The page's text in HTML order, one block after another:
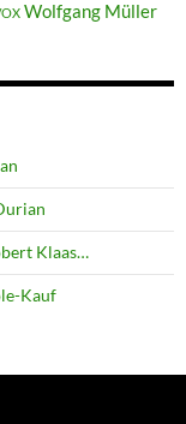
Wolfgang Müller
Klaas…
Kauf